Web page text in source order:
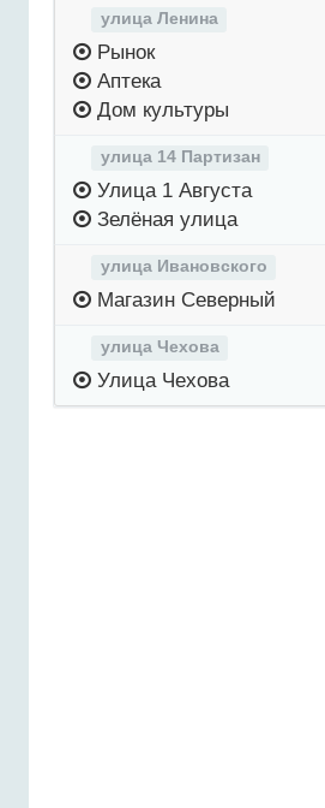
улица Ленина
Рынок
Аптека
Дом культуры
улица 14 Партизан
Улица 1 Августа
Зелёная улица
улица Ивановского
Магазин Северный
улица Чехова
Улица Чехова